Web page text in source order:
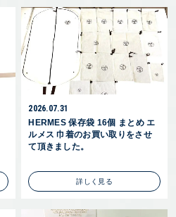
2026.07.31
HERMES 保存袋 16個 まとめ エ
ルメス 巾着のお買い取りをさせ
て頂きました。
詳しく見る